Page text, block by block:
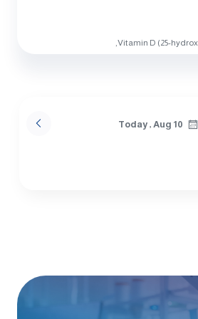
Vitamin D (25-